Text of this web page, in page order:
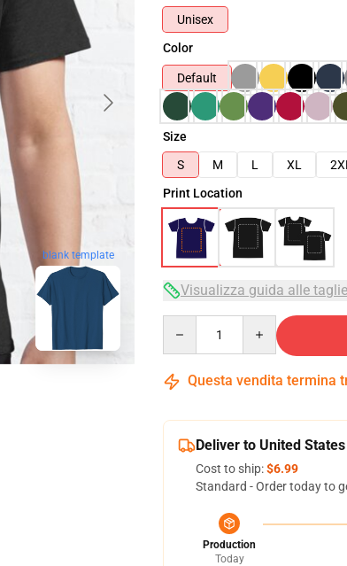
blank template
Unisex
Color
Default
Size
S
M L XL
Print Location
Visualizza guida alle taglie
Questa vendita termina
Deliver to United States
Cost to ship:$6.99
Standard - Order today to
Production
Today